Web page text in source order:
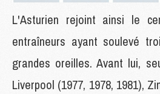
L'Asturien rejoint ainsi le
entraîneurs ayant soulevé
grandes oreilles. Avant lui,
Liverpool (1977, 1978, 1981),